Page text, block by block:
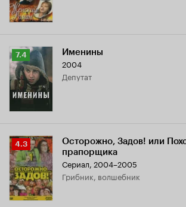
Рейтинг
Кинопоиска
7.4
7.4 Именины
2004
депутат
Рейтинг
Кинопоиска
4.3
4.3
Осторожно, Задов! или
прапорщика
Сериал, 2004–2005
грибник, волшебник